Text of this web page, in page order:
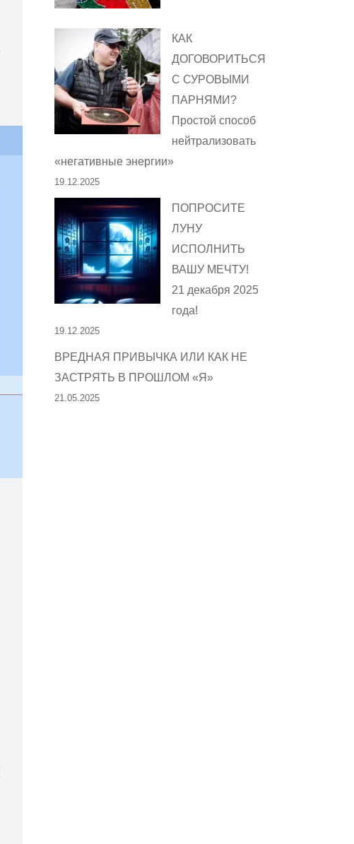
КАК
ДОГОВОРИТЬСЯ
С СУРОВЫМИ
ПАРНЯМИ?
Простой способ
нейтрализовать
«негативные энергии»
19.12.2025
ПОПРОСИТЕ
ЛУНУ
ИСПОЛНИТЬ
ВАШУ МЕЧТУ!
21 декабря 2025
года!
19.12.2025
ВРЕДНАЯ ПРИВЫЧКА ИЛИ КАК НЕ
ЗАСТРЯТЬ В ПРОШЛОМ «Я»
21.05.2025